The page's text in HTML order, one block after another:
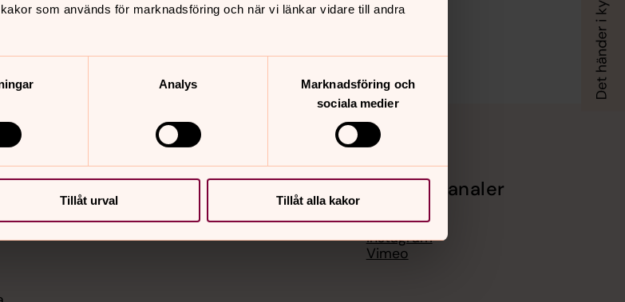
som används för marknadsföring och när vi länkar vidare till andra
Analys
Marknadsföring och
sociala medier
Tillåt urval Tillåt alla kakor
Hitta snabbt
Sidkarta
Sociala kanaler
Facebook
Instagram
Vimeo